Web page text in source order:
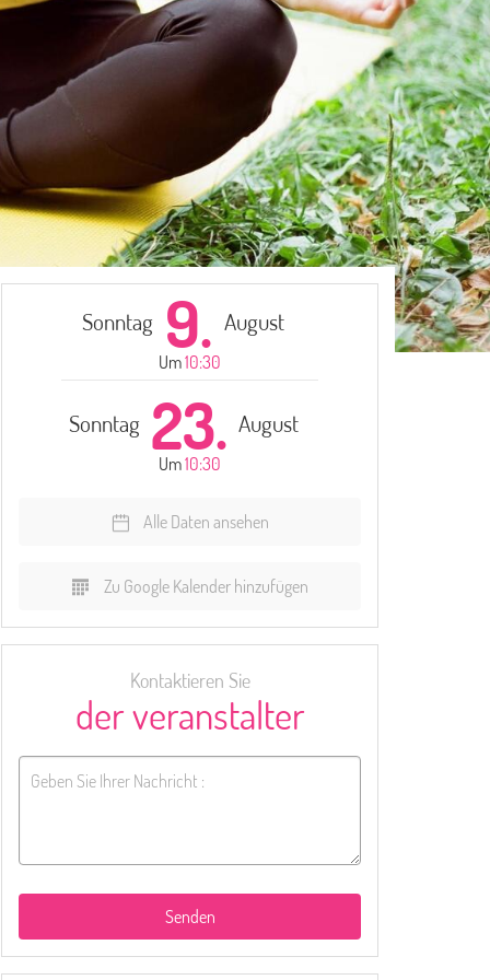
Sonntag 9. August
Um10:30
Sonntag 23. August
Um10:30
Alle Daten ansehen
Zu Google Kalender hinzufügen
Kontaktieren Sie
der veranstalter
Senden